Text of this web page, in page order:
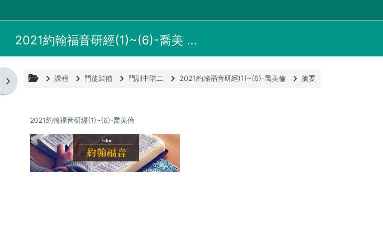
2021約翰福音研經(1)~(6)-喬美 ...
開啟區塊抽屜 課程 門徒裝備 門訓中階二 2021約翰福音研經(1)~(6)-喬美倫 摘要
2021約翰福音研經(1)~(6)-喬美倫